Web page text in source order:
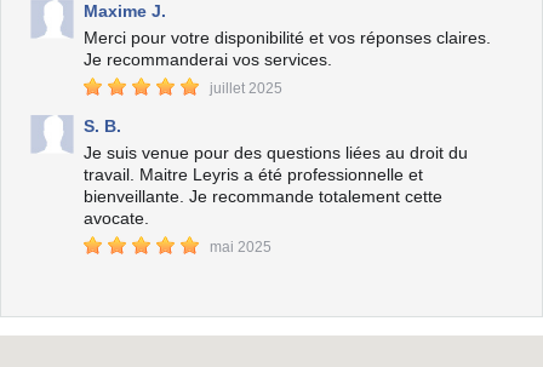
Maxime J.
Merci pour votre disponibilité et vos réponses claires.
Je recommanderai vos services.
juillet 2025
S. B.
Je suis venue pour des questions liées au droit du
travail. Maitre Leyris a été professionnelle et
bienveillante. Je recommande totalement cette
avocate.
mai 2025